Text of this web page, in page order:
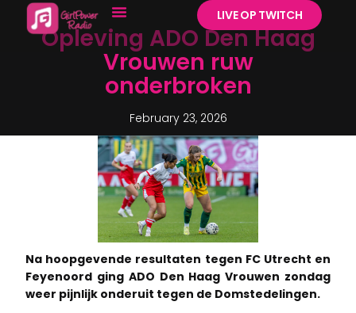
LIVE OP TWITCH
Opleving ADO Den Haag
Vrouwen ruw
onderbroken
February 23, 2026
Na hoopgevende resultaten tegen FC Utrecht en
Feyenoord ging ADO Den Haag Vrouwen zondag
weer pijnlijk onderuit tegen de Domstedelingen.